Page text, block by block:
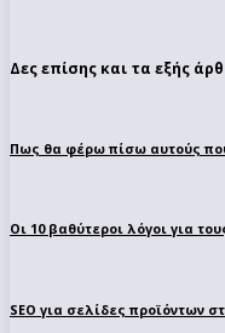
Δες επίσης και τα εξής
Πως θα φέρω πίσω αυτούς
Οι 10 βαθύτεροι λόγοι για
SEO για σελίδες προϊόντων